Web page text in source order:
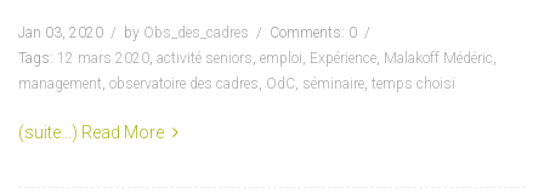
Jan 03, 2020 by Obs_des_cadres
Comments: 0
Tags: 12 mars 2020, activité seniors, emploi, Expérience, Malakoff Médéric,
management, observatoire des cadres, OdC, séminaire, temps choisi
(suite…) Read More